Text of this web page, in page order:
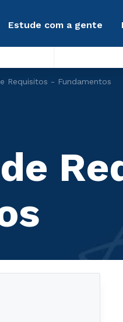
Estude com a gente
Requisitos - Fundamentos